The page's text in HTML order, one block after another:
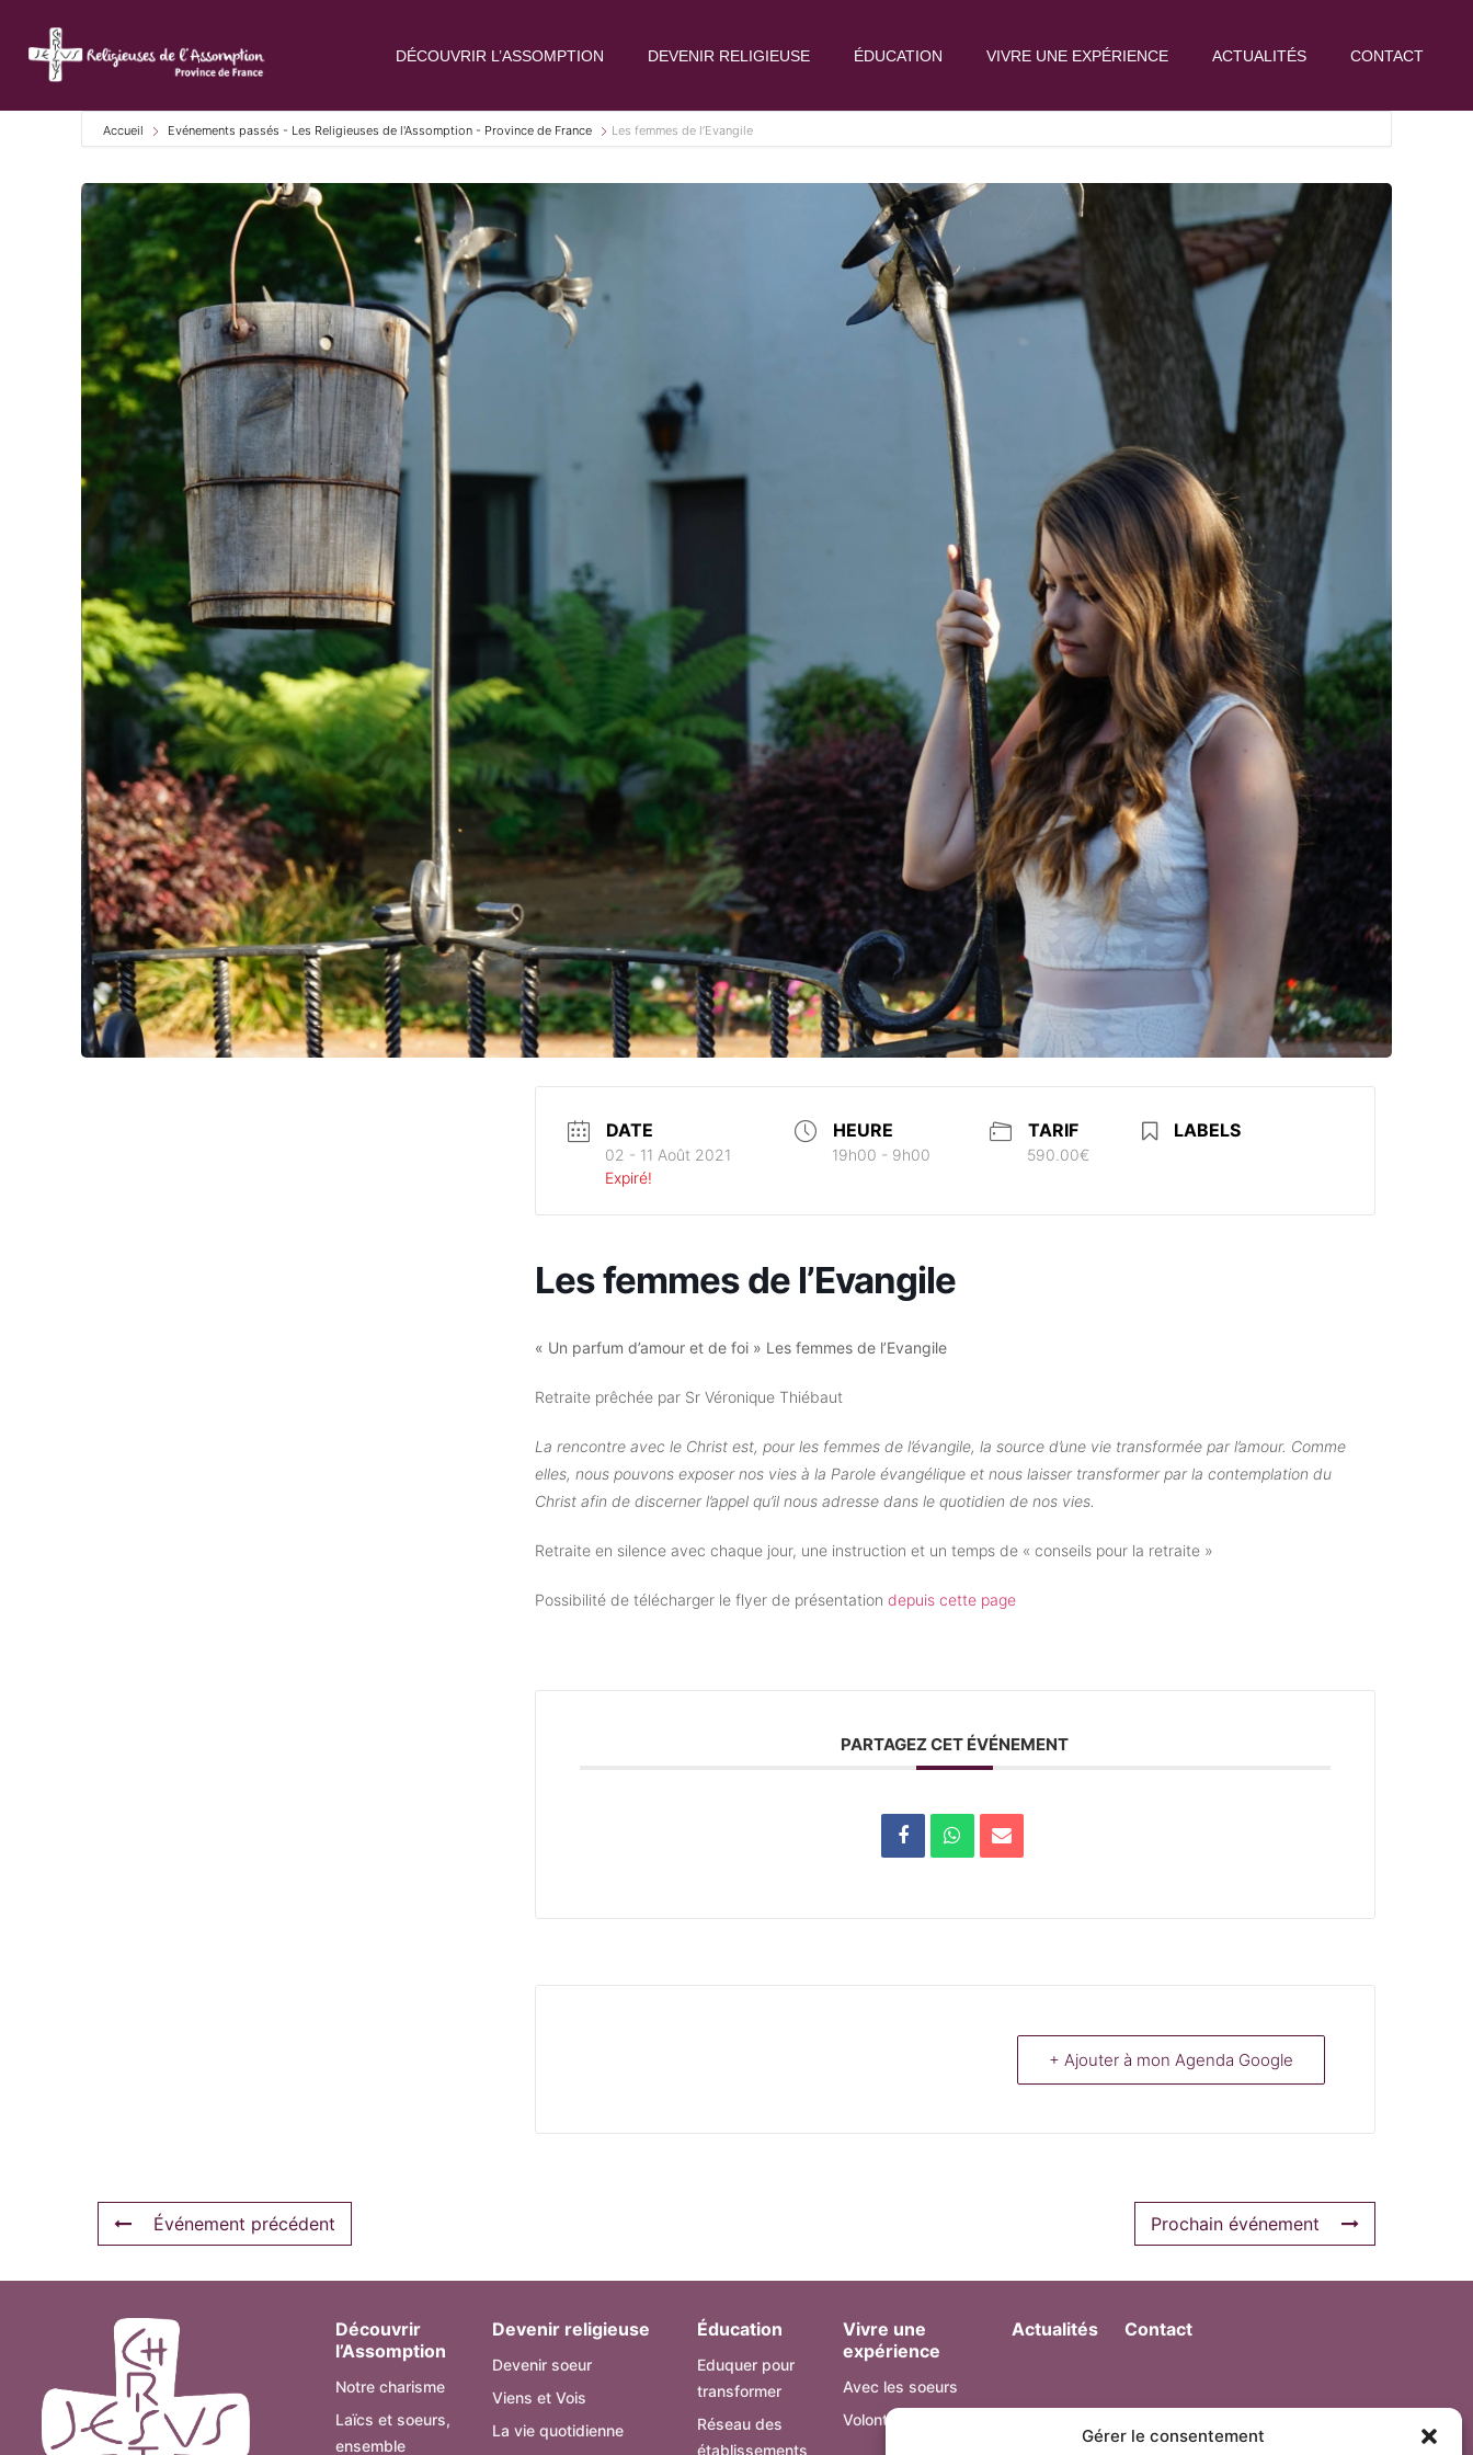
Gérer le consentement
DÉCOUVRIR L’ASSOMPTION DEVENIR RELIGIEUSE ÉDUCATION VIVRE UNE EXPÉRIENCE ACTUALITÉS CONTACT
Accueil Evénements passés - Les Religieuses de l'Assomption - Province de France Les femmes de l’Evangile
DATE
02 - 11 Août 2021
Expiré!
HEURE
19h00 - 9h00
TARIF
590.00€
LABELS
Les femmes de l’Evangile
« Un parfum d’amour et de foi » Les femmes de l’Evangile
Retraite prêchée par Sr Véronique Thiébaut
La rencontre avec le Christ est, pour les femmes de l’évangile, la source d’une vie transformée par l’amour. Comme
elles, nous pouvons exposer nos vies à la Parole évangélique et nous laisser transformer par la contemplation du
Christ afin de discerner l’appel qu’il nous adresse dans le quotidien de nos vies.
Retraite en silence avec chaque jour, une instruction et un temps de « conseils pour la retraite »
Possibilité de télécharger le flyer de présentation depuis cette page
PARTAGEZ CET ÉVÉNEMENT
+ Ajouter à mon Agenda Google
Événement précédent Prochain événement
Découvrir
l’Assomption
Notre charisme
Laïcs et soeurs,
ensemble
Devenir religieuse
Devenir soeur
Viens et Vois
La vie quotidienne
Éducation
Eduquer pour
transformer
Réseau des
établissements
Vivre une
expérience
Avec les soeurs
Volontariat AMA
Actualités Contact